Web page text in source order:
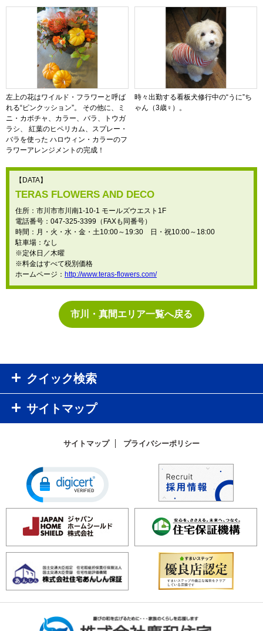
左上の花はワイルド・フラワーと呼ば
れる“ピンクッション”。 その他に、ミ
ニ・カボチャ、カラー、バラ、トウガ
ラシ、 紅葉のヒペリカム、スプレー・
バラを使った ハロウィン・カラーのフ
ラワーアレンジメントの完成！
時々出勤する看板犬修行中の“うに”ち
ゃん（3歳♀）。
【DATA】
TERAS FLOWERS AND DECO
住所：市川市市川南1-10-1 モールズウエスト1F
電話番号：047-325-3399（FAXも同番号）
時間：月・火・水・金・土10:00～19:30 日・祝10:00～18:00
駐車場：なし
※定休日／木曜
※料金はすべて税別価格
ホームページ： http://www.teras-flowers.com/
市川・真間エリア一覧へ戻る
クイック検索
サイトマップ
サイトマップ プライバシーポリシー